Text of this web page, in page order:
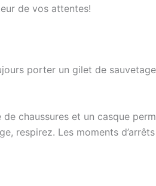
de vos attentes!
porter un gilet de
chaussures et un casque
respirez. Les moments